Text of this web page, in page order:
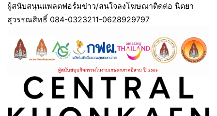
ผู้สนับสนุนแพลตฟอร์มข่าว/สนใจลงโฆษณาติดต่อ นิตยา
สุวรรณสิทธิ์ 084-0323211-0628929797